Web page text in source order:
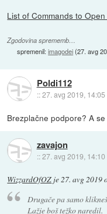
List of Commands to
Zgodovina sprememb…
spremenil:imagodei(27. avg
Poldi112
::27. avg 2019, 14:05
Brezplačne podpore? A
zavajon
::27. avg 2019, 14:10
WizzardOfOZ je27. avg 2019
Drugače pa samo
Lažje boš težko naredil.